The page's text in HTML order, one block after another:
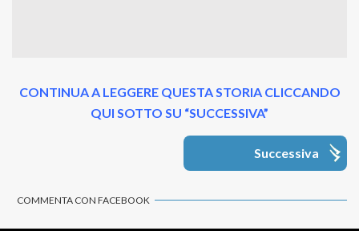
CONTINUA A LEGGERE QUESTA STORIA CLICCANDO
QUI SOTTO SU “SUCCESSIVA”
Successiva
COMMENTA CON FACEBOOK